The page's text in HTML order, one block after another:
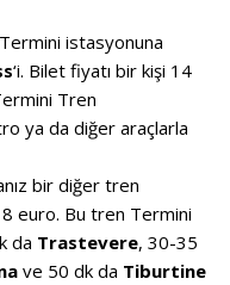
istasyonuna
‘i. Bilet fiyatı bir kişi 14
Tren
ya da diğer araçlarla
bir diğer tren
euro. Bu tren Termini
da Trastevere, 30-35
ve 50 dk da Tiburtine